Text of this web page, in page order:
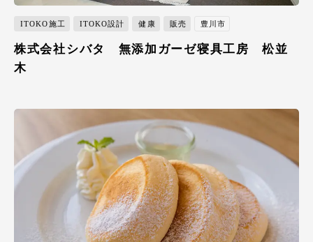
ITOKO施工 ITOKO設計 健康 販売 豊川市
株式会社シバタ 無添加ガーゼ寝具工房 松並
木